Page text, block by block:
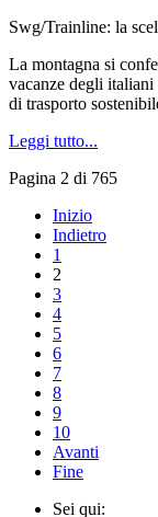
Swg/Trainline: la
La montagna si
vacanze degli
di trasporto
Leggi tutto...
Pagina 2 di 765
Inizio
Indietro
1
2
3
4
5
6
7
8
9
10
Avanti
Fine
Sei qui: